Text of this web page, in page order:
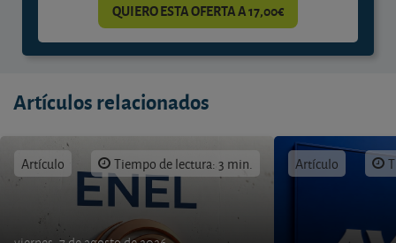
QUIERO ESTA OFERTA A 17,00€
Artículos relacionados
Artículo Tiempo de lectura: 3 min. Artículo